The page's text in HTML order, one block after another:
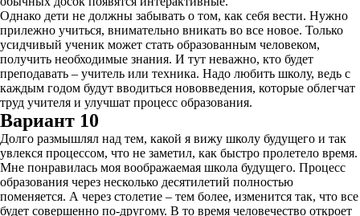
Однако дети не должны забывать о том, как себя вести. Нужно
прилежно учиться, внимательно вникать во все новое. Только
усидчивый ученик может стать образованным человеком,
получить необходимые знания. И тут неважно, кто будет
преподавать – учитель или техника. Надо любить школу, ведь с
каждым годом будут вводиться нововведения, которые облегчат
труд учителя и улучшат процесс образования.
Вариант 10
Долго размышлял над тем, какой я вижу школу будущего и так
увлекся процессом, что не заметил, как быстро пролетело время.
Мне понравилась моя воображаемая школа будущего. Процесс
образования через несколько десятилетий полностью
поменяется. А через столетие – тем более, изменится так, что все
будет совершенно по-другому. В то время человечество откроет